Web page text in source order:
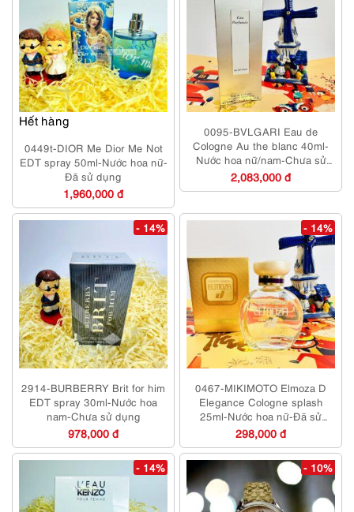
Hết hàng
0449t-DIOR Me Dior Me Not
EDT spray 50ml-Nước hoa nữ-
Đã sử dụng
1,960,000 đ
0095-BVLGARI Eau de
Cologne Au the blanc 40ml-
Nước hoa nữ/nam-Chưa sử
dụng
2,083,000 đ
- 14%
2914-BURBERRY Brit for him
EDT spray 30ml-Nước hoa
nam-Chưa sử dụng
978,000 đ
- 14%
0467-MIKIMOTO Elmoza D
Elegance Cologne splash
25ml-Nước hoa nữ-Đã sử
dụng
298,000 đ
- 14% - 10%